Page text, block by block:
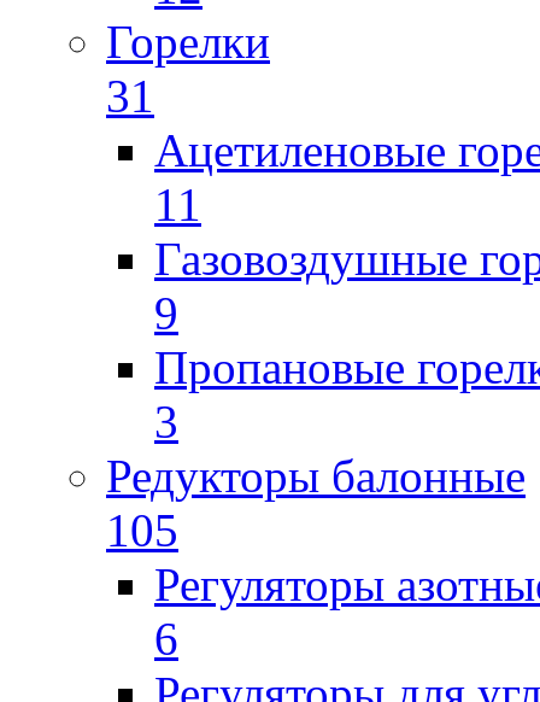
Горелки
31
Ацетиленовые
11
Газовоздушные
9
Пропановые
3
Редукторы балонные
105
Регуляторы
6